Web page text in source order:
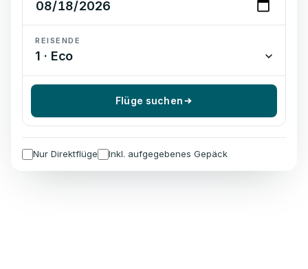
REISENDE
1 · Eco
Flüge suchen
Nur Direktflüge Inkl. aufgegebenes Gepäck